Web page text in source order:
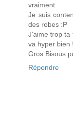
vraiment.
Je suis
des robes :P
J'aime trop ta
va hyper bien
Gros Bisous
Répondre